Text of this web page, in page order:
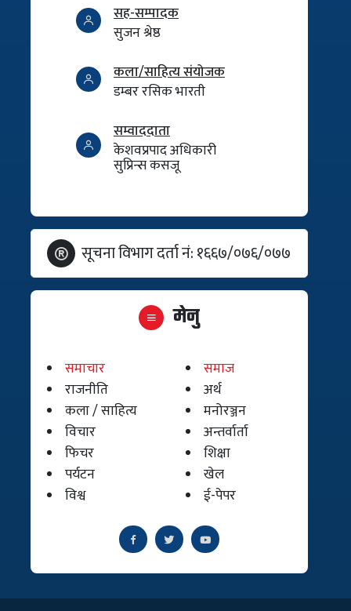
सह-सम्पादक
सुजन श्रेष्ठ
कला/साहित्य संयोजक
डम्बर रसिक भारती
सम्वाददाता
केशवप्रपाद अधिकारी
सुप्रिन्स कसजू
सूचना विभाग दर्ता नं: १६६७/०७६/०७७
मेनु
समाचार
समाज
राजनीति
अर्थ
कला / साहित्य
मनोरञ्जन
विचार
अन्तर्वार्ता
फिचर
शिक्षा
पर्यटन
खेल
विश्व
ई-पेपर